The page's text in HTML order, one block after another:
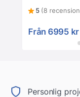
5 (8
Från 6995 kr
Personlig